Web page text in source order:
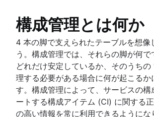
重大度
ダウンタイムのコスト
SLA と SLO と SLI
エラー予算
信頼性と可用性
MTTF（平均故障時間）
SRE
構築した者が運用する
問題管理とインシデント
ChatOps
ITSM
概要
重大インシデント管理
IT インシデント管理
IT 運用のための最新のイ
IT ディザスタ リカバリ計
ディザスタ リカバリ計画
バグ追跡のベスト プラク
事後分析
概要
テンプレート
誰も責めない
レポート
ミーティング
タイムライン
チュートリアル
概要
インシデント コミュニケ
オンコール スケジュール
顧客通知の自動化
ハンドブック
概要
インシデント対応
事後分析
テンプレート ジェネレーター
用語集
ハンドブックを入手する
HR の自動化のベスト プラクテ
ESM の実装に関する 3 つのヒ
オフボーディング プロセスを
従業員エクスペリエンス管理
オンボーディング ソフトウェ
従業員エクスペリエンス プラ
オンボーディング ワークフロ
従業員オンボーディング チェ
ITIL
概要
DevOps と ITIL の比較
ITIL サービス戦略ガイド
ITIL サービスのトランジショ
継続的なサービス改善
IT オペレーション
概要
IT インフラストラクチャ管理
ネットワーク インフラストラ
IT 運用管理
概要
システムのアップグレード
サービスのマッピング
IT Governance
構成管理とは何か
4 本の脚で支えられたテーブルを想像
う。構成管理では、それらの脚が何で
どれだけ安定しているか、そのうちの
理する必要がある場合に何が起こるか
す。構成管理によって、サービスの構
ートする構成アイテム (CI) に関する
の高い情報を常に利用できるようにな